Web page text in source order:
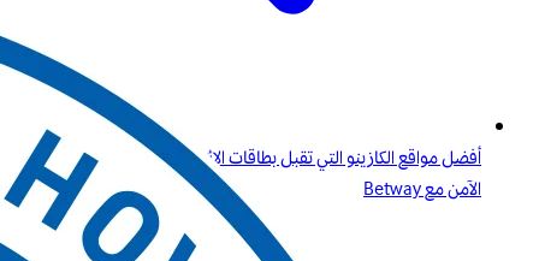
أفضل مواقع الكازينو التي تقبل بطاقات الائتمان وPaysafecard دليلك
الآمن مع Betway